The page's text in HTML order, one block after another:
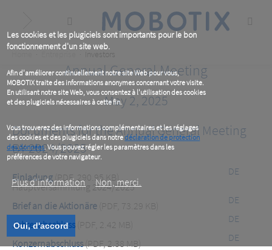
Les cookies et les plugiciels sont importants pour le bon
fonctionnement d'un site web.
Afin d'améliorer continuellement notre site Web pour vous,
MOBOTIX traite des informations anonymes concernant votre visite.
En utilisant notre site Web, vous consentez à l'utilisation des cookies
et des plugiciels nécessaires à cette fin.
Vous trouverez des informations complémentaires et les réglages
des cookies et des plugiciels dans notredéclaration de protection
des données. Vous pouvez régler les paramètres dans les
préférences de votre navigateur.
Plus d‘information Non, merci.
Oui, d'accord
content
Investors
Annual General Meeting
May 2, 2025
Documents for the Annual General Meeting
BY 2024/2025
Einladung (PDF, 290.95 KB)
Hauptversammlung 2024/2025
DE
Brief an die Aktionäre (PDF, 73.29 KB) DE
Jahresabschluss (PDF, 2.42 MB) DE
Konzernabschluss(PDF, 2.38 MB) DE